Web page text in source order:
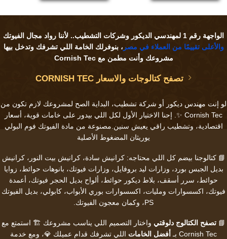
الواجهة رقم 1 لمهندسي الديكور وشركات التشطيب.. لأننا
رواد مجال الفيوتك
والأعلى تقييمًا من العملاء في مصر ، بنوفرلك الخامة اللي تشرفك وتدخل بيها
مشروعك وأنت مطمن مع Cornish Tec
تصفح كتالوجات والاسعار CORNISH TEC
لو إنت مهندس ديكور أو شركة تشطيب، البداية الصح لمشروعك لازم تكون من
Cornish Tec ✨. إحنا الاختيار الأول لكل اللي بيدور على خامات قوية، أسعار
اقتصادية، وتشطيب راقي يعيش سنين.مصنوعة من مادة الفيوتك فوم البولي
يوريثان المضغوط الأصلية
📘 كتالوجنا بيضم كل اللي محتاجه:كرانيش سادة،كرانيش بيت النور ،كرانيش
بديل الجبس بورد، وزارات ليد بروفايل، وزارات فيوتك، بانوهات حوائط، زوايا
حوائط، سرر أسقف، بلاط ديكور حوائط، ألواح بديل الحجر فيوتك،
أعمدة
فيوتك، اكسسوارات ومليات، اكسسوارات بوري الأبواب، كابولي، بديل الفيوتك
PS ، وكمان معجون الفيوتك.
📘 تصفح الكتالوج دلوقتي واختار التصميم اللي يناسب مشروعك 🏗️ استمتع مع
Cornish Tec بـ
أفضل الخامات اللي تشرفك قدام عميلك 💎، ومع خدمة